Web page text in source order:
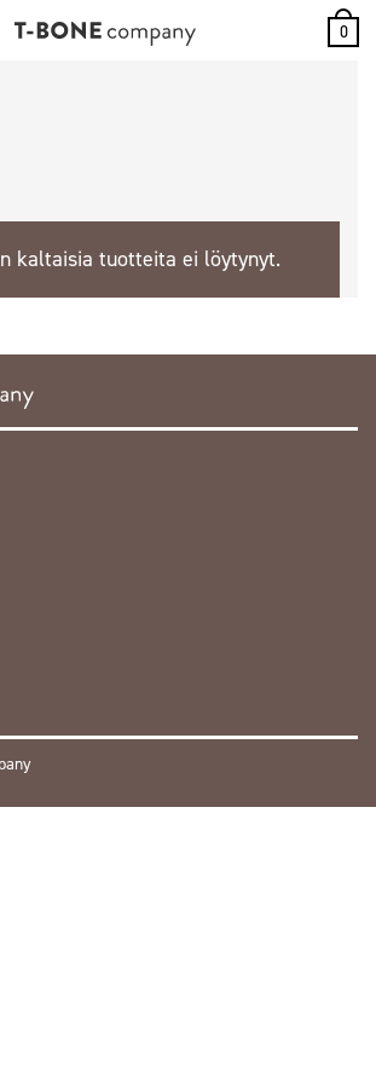
0
kaltaisia tuotteita ei löytynyt.